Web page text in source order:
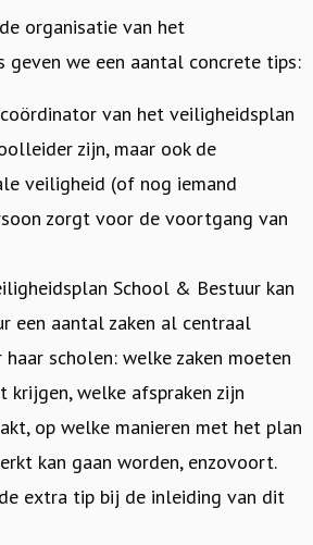
organisatie van het
geven we een aantal concrete tips:
van het veiligheidsplan
zijn, maar ook de
veiligheid (of nog iemand
zorgt voor de voortgang van
School & Bestuur kan
een aantal zaken al centraal
haar scholen: welke zaken moeten
krijgen, welke afspraken zijn
op welke manieren met het plan
kan gaan worden, enzovoort.
extra tip bij de inleiding van dit